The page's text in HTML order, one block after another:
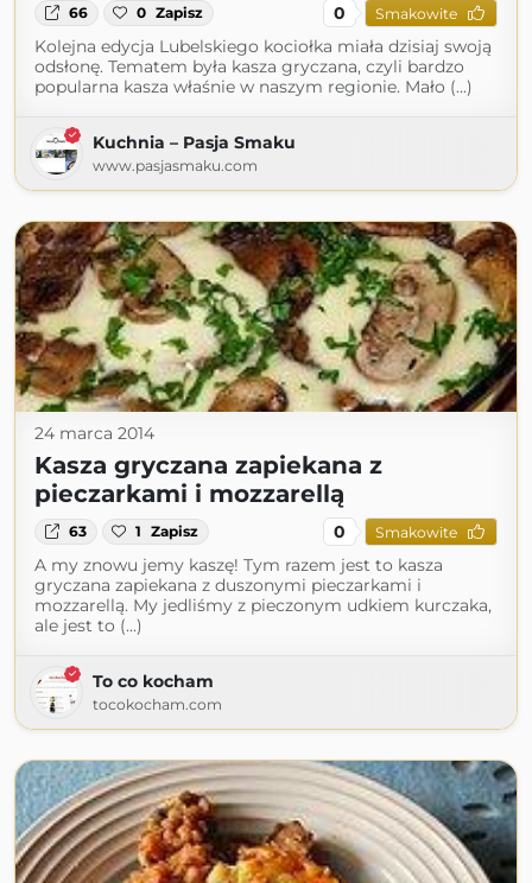
66 0 Zapisz 0 Smakowite
Kolejna edycja Lubelskiego kociołka miała dzisiaj swoją
odsłonę. Tematem była kasza gryczana, czyli bardzo
popularna kasza właśnie w naszym regionie. Mało (...)
Kuchnia – Pasja Smaku
www.pasjasmaku.com
24 marca 2014
Kasza gryczana zapiekana z
pieczarkami i mozzarellą
63 1 Zapisz 0 Smakowite
A my znowu jemy kaszę! Tym razem jest to kasza
gryczana zapiekana z duszonymi pieczarkami i
mozzarellą. My jedliśmy z pieczonym udkiem kurczaka,
ale jest to (...)
To co kocham
tocokocham.com